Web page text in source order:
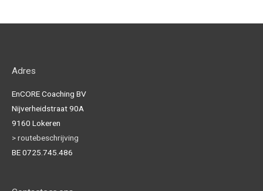
Adres
EnCORE Coaching BV
Nijverheidstraat 90A
9160 Lokeren
> routebeschrijving
BE 0725.745.486